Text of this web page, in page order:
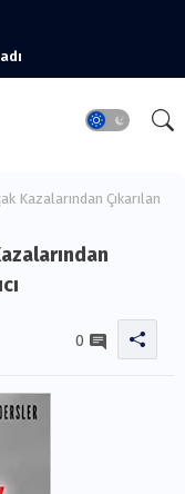
Kazalarından Çıkarılan
0